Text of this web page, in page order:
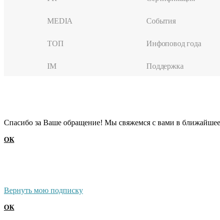
MEDIA
ТОП
IM
События
Инфоповод года
Поддержка
Cпасибо за Ваше обращение! Мы свяжемся с вами в
ОК
Вернуть мою подписку
ОК